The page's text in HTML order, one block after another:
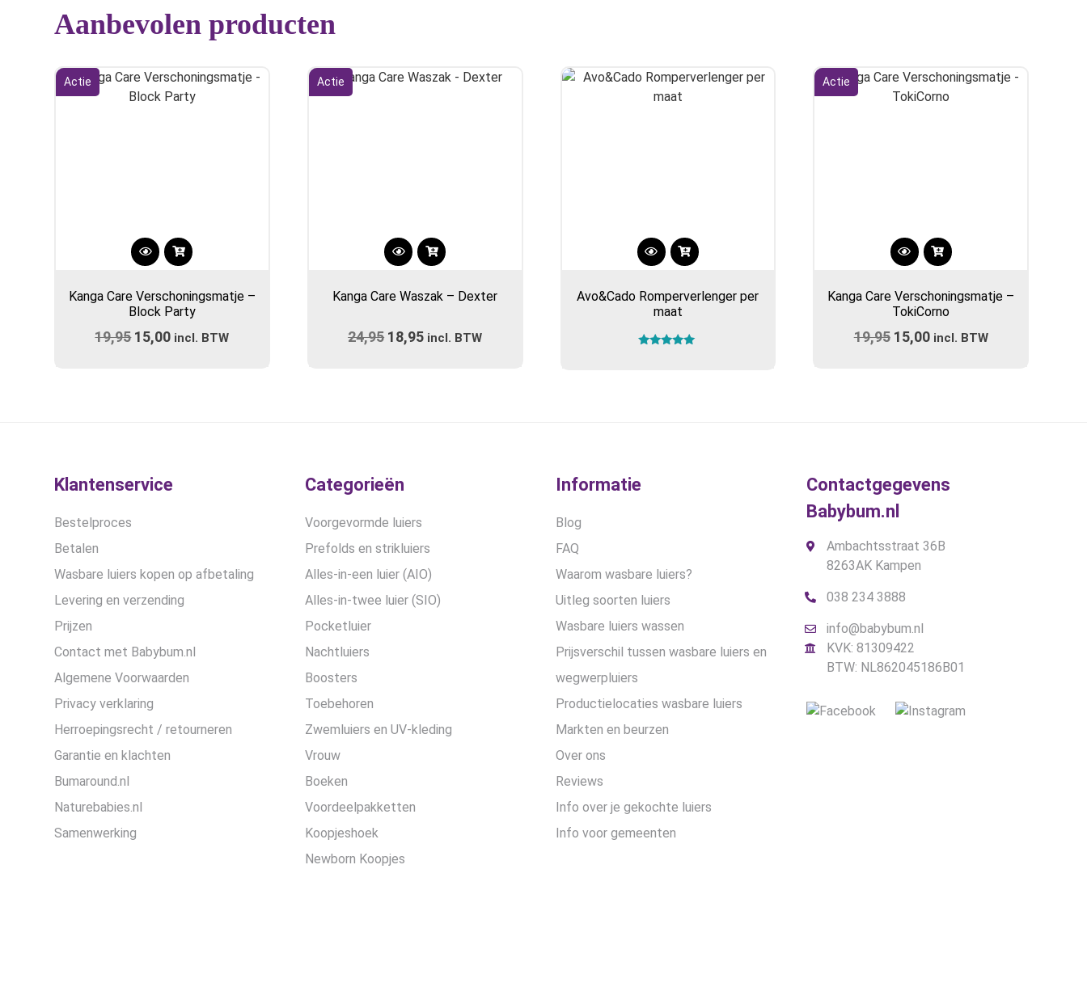
Aanbevolen producten
Actie
Kanga Care Verschoningsmatje –
Block Party
19,95 Oorspronkelijke
15,00 Huidige
incl. BTW
Actie
Kanga Care Waszak – Dexter
24,95 Oorspronkelijke
18,95 Huidige
incl. BTW
Avo&Cado Romperverlenger per
maat
Actie
Kanga Care Verschoningsmatje –
TokiCorno
19,95 Oorspronkelijke
15,00Huidige
incl. BTW
Klantenservice
Bestelproces
Betalen
Wasbare luiers kopen op afbetaling
Levering en verzending
Prijzen
Contact met Babybum.nl
Algemene Voorwaarden
Privacy verklaring
Herroepingsrecht / retourneren
Garantie en klachten
Bumaround.nl
Naturebabies.nl
Samenwerking
Categorieën
Voorgevormde luiers
Prefolds en strikluiers
Alles-in-een luier (AIO)
Alles-in-twee luier (SIO)
Pocketluier
Nachtluiers
Boosters
Toebehoren
Zwemluiers en UV-kleding
Vrouw
Boeken
Voordeelpakketten
Koopjeshoek
Newborn Koopjes
Informatie
Blog
FAQ
Waarom wasbare luiers?
Uitleg soorten luiers
Wasbare luiers wassen
Prijsverschil tussen wasbare luiers en
wegwerpluiers
Productielocaties wasbare luiers
Markten en beurzen
Over ons
Reviews
Info over je gekochte luiers
Info voor gemeenten
Contactgegevens
Babybum.nl
Ambachtsstraat 36B
8263AK Kampen
038 234 3888
info@babybum.nl
KVK: 81309422
BTW: NL862045186B01